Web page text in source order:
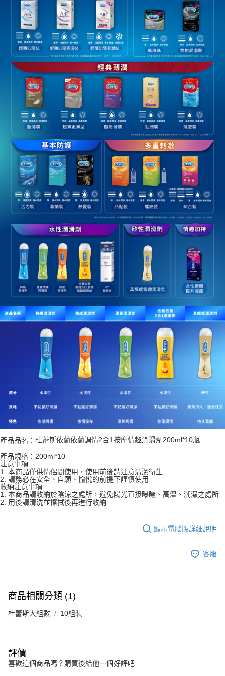
產品品名： 杜蕾斯依蘭依蘭調情2合1按摩情趣潤滑劑200ml*10瓶
產品規格：200ml*10
注意事項
1. 本商品僅供情侶間使用，使用前後請注意清潔衛生
2. 請務必在安全、自願、愉悅的前提下謹慎使用
收納注意事項
1. 本商品請收納於陰涼之處所，避免陽光直接曝曬、高溫、潮濕之處所
2. 用後請清洗並擦拭後再進行收納
顯示電腦版詳細說明
客服
商品相關分類 (1)
杜蕾斯大組數 10組裝
評價
喜歡這個商品嗎？購買後給他一個好評吧